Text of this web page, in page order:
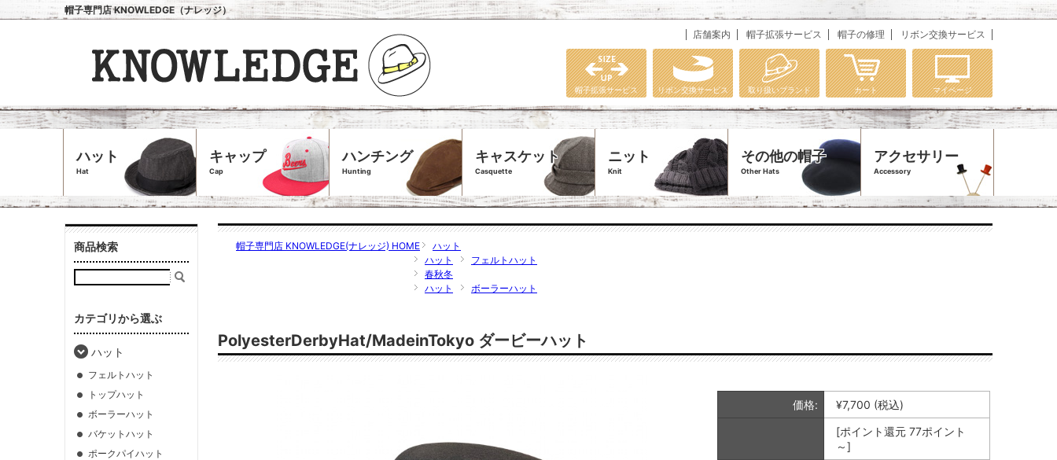
帽子専門店 KNOWLEDGE（ナレッジ）
店舗案内 帽子拡張サービス 帽子の修理 リボン交換サービス
帽子拡張サービス リボン交換サービス 取り扱いブランド カート マイページ
ハット
Hat
キャップ
Cap
ハンチング
Hunting
キャスケット
Casquette
ニット
Knit
その他の帽子
Other Hats
アクセサリー
Accessory
帽子専門店 KNOWLEDGE(ナレッジ) HOME
ハット
ハット
フェルトハット
春秋冬
ハット
ボーラーハット
PolyesterDerbyHat/MadeinTokyo ダービーハット
価格: ¥7,700 (税込)
[ポイント還元 77ポイント
～]
商品検索
カテゴリから選ぶ
ハット
フェルトハット
トップハット
ボーラーハット
バケットハット
ポークパイハット